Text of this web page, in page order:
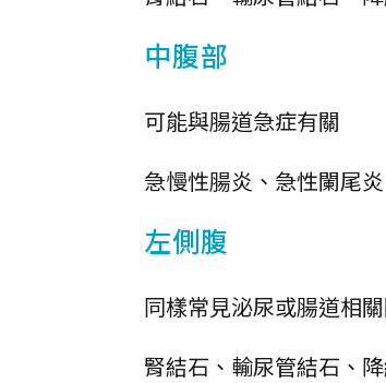
中腹部
可能與腸道急症有關
急慢性腸炎、急性闌尾
左側腹
同樣常見泌尿或腸道相
腎結石、輸尿管結石、